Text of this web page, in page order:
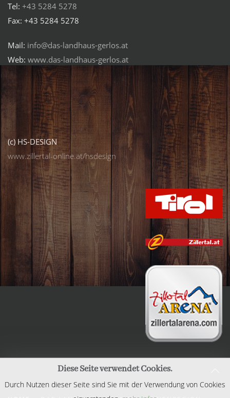
Tel: +43 5284 5278
Fax: +43 5284 5278
Mail: info@das-landhaus-gerlos.at
Web: www.das-landhaus-gerlos.at
(c) HS-DESIGN
www.zillertal-online.at/hsdesign
Diese Seite verwendet Cookies.
Durch Nutzen dieser Seite sind Sie mit der Verwendung von Cookies